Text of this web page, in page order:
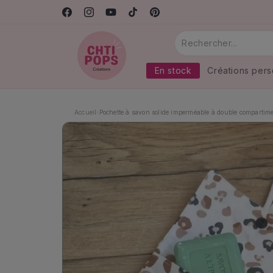
FacebookInstagramYouTubeTikTokPinterest
Confection artisanale française
En stock Créations
Accueil Pochette à savon solide imperméable à double
Passer aux
informations
produits